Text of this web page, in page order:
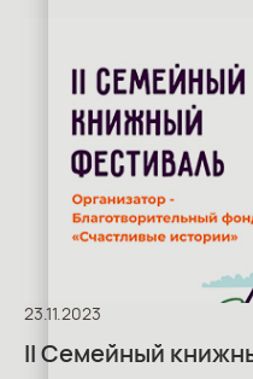
23.11.2023
II Семейный